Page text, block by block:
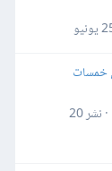
خمسات
20